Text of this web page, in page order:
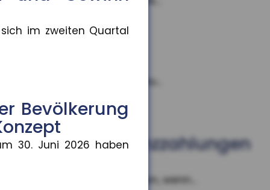
im zweiten Quartal
Bevölkerung
30. Juni 2026 haben
Dieser wird schrittweise au...
bei Kulanzzahlungen
Regress nehmen können, wenn...